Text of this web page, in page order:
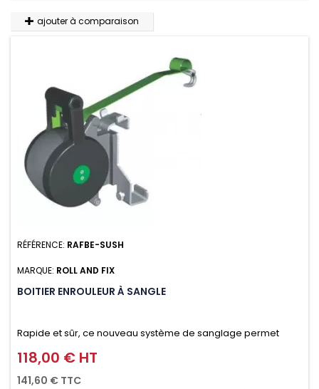
ajouter à comparaison
RÉFÉRENCE: RAFBE-SUSH
MARQUE: ROLL AND FIX
BOITIER ENROULEUR À SANGLE
Rapide et sûr, ce nouveau système de sanglage permet
d’arrimer le chargement sur la galerie en moins d’une
minute.
Prix
118,00 € HT
141,60 € TTC